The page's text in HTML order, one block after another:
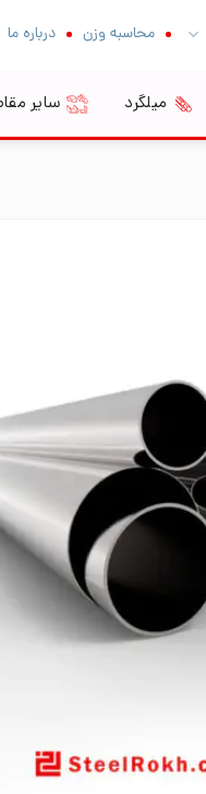
محاسبه وزن درباره ما
میلگرد سایر